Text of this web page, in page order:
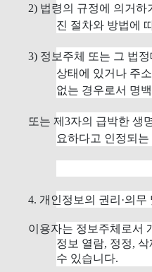
2) 법령의 규정에 의거하
진 절차와 방법에
3) 정보주체 또는 그 법
상태에 있거나 주
없는 경우로서 명
또는 제3자의 급박한 생
요하다고 인정되는
4. 개인정보의 권리·의
이용자는 정보주체로서
정보 열람, 정정,
수 있습니다.